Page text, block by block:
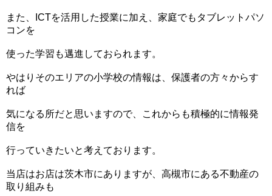
また、ICTを活用した授業に加え、家庭でもタブレットパソ
コンを
使った学習も邁進しておられます。
やはりそのエリアの小学校の情報は、保護者の方々からす
れば
気になる所だと思いますので、これからも積極的に情報発
信を
行っていきたいと考えております。
当店はお店は茨木市にありますが、高槻市にある不動産の
取り組みも